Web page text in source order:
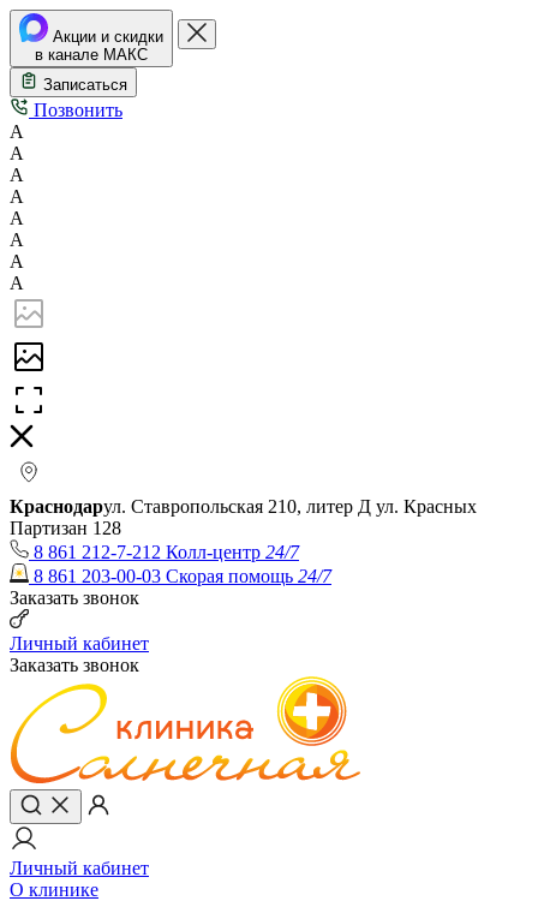
Акции и скидки
в канале МАКС
Записаться
Позвонить
А
А
А
А
А
А
А
А
Краснодарул. Ставропольская 210, литер Д ул. Красных
Партизан 128
8 861 212-7-212 Колл-центр 24/7
8 861 203-00-03 Скорая помощь 24/7
Заказать звонок
Личный кабинет
Заказать звонок
Личный кабинет
О клинике